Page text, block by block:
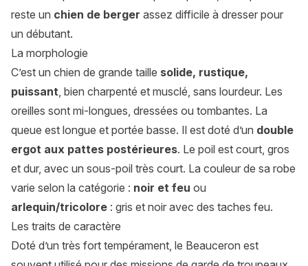
reste un chien de berger assez difficile à dresser pour
un débutant.
La morphologie
C’est un chien de grande taille solide, rustique,
puissant, bien charpenté et musclé, sans lourdeur. Les
oreilles sont mi-longues, dressées ou tombantes. La
queue est longue et portée basse. Il est doté d’un double
ergot aux pattes postérieures. Le poil est court, gros
et dur, avec un sous-poil très court. La couleur de sa robe
varie selon la catégorie : noir et feu ou
arlequin/tricolore : gris et noir avec des taches feu.
Les traits de caractère
Doté d’un très fort tempérament, le Beauceron est